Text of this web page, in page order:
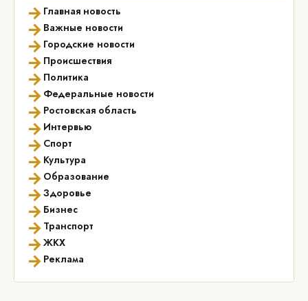
→ Главная новость
→ Важные новости
→ Городские новости
→ Происшествия
→ Политика
→ Федеральные новости
→ Ростовская область
→ Интервью
→ Спорт
→ Культура
→ Образование
→Здоровье
→ Бизнес
→ Транспорт
→ЖКХ
→ Реклама